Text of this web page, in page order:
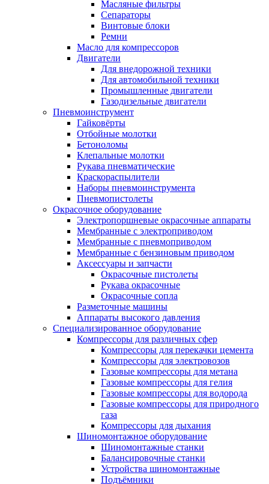
Масляные фильтры
Сепараторы
Винтовые блоки
Ремни
Масло для компрессоров
Двигатели
Для внедорожной техники
Для автомобильной техники
Промышленные двигатели
Газодизельные двигатели
Пневмоинструмент
Гайковёрты
Отбойные молотки
Бетоноломы
Клепальные молотки
Рукава пневматические
Краскораспылители
Наборы пневмоинструмента
Пневмопистолеты
Окрасочное оборудование
Электропоршневые окрасочные аппараты
Мембранные с электроприводом
Мембранные с пневмоприводом
Мембранные с бензиновым приводом
Аксессуары и запчасти
Окрасочные пистолеты
Рукава окрасочные
Окрасочные сопла
Разметочные машины
Аппараты высокого давления
Специализированное оборудование
Компрессоры для различных сфер
Компрессоры для перекачки цемента
Компрессоры для электровозов
Газовые компрессоры для метана
Газовые компрессоры для гелия
Газовые компрессоры для водорода
Газовые компрессоры для природного
газа
Компрессоры для дыхания
Шиномонтажное оборудование
Шиномонтажные станки
Балансировочные станки
Устройства шиномонтажные
Подъёмники